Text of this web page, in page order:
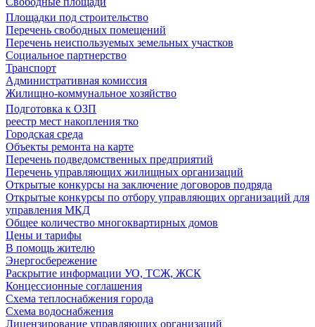
Площадки под строительство
Перечень свободных помещений
Перечень неиспользуемых земельных участков
Социальное партнерство
Транспорт
Административная комиссия
Жилищно-коммунальное хозяйство
Подготовка к ОЗП
реестр мест накопления тко
Городская среда
Объекты ремонта на карте
Перечень подведомственных предприятий
Перечень управляющих жилищных организаций
Открытые конкурсы на заключение договоров подряда
Открытые конкурсы по отбору управляющих организаций для
управления МКД
Общее количество многоквартирных домов
Цены и тарифы
В помощь жителю
Энергосбережение
Раскрытие информации УО, ТСЖ, ЖСК
Концессионные соглашения
Схема теплоснабжения города
Схема водоснабжения
Лицензирование управляющих организаций